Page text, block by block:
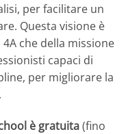
per facilitare un
Questa visione è
che della missione
capaci di
per migliorare la
è gratuita(fino